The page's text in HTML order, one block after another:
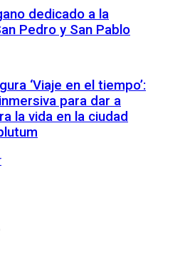
dedicado a la
Pedro y San Pablo
‘Viaje en el tiempo’:
para dar a
la vida en la ciudad